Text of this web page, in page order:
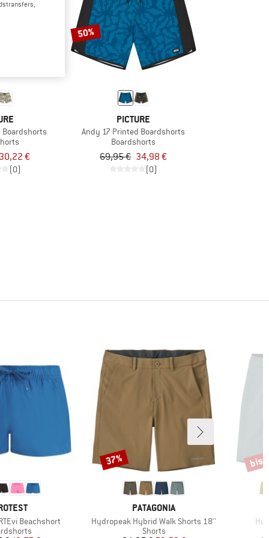
Boardshorts
30,22 €
(0)
50%
PICTURE
Andy 17 Printed Boardshorts
Boardshorts
69,95 € 34,98 €
(0)
Beachshort
MARKE
PATAGONIA
Artikel
Hydropeak Hybrid Walk Shorts 18''
Produktgruppe
Shorts
Rabatt
37% bis